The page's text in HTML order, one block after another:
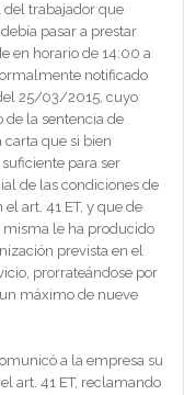
trabajador que
pasar a prestar
en horario de 14:00 a
notificado
25/03/2015, cuyo
de la sentencia de
carta que si bien
para ser
de las condiciones de
art. 41 ET, y que de
le ha producido
prevista en el
prorrateándose por
máximo de nueve
a la empresa su
art. 41 ET, reclamando